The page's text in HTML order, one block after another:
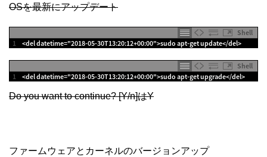
OSを最新にアップデート
Shell
1
<del datetime="2018-05-30T13:20:12+00:00">sudo apt-getupdate</del>
Shell
1
<del datetime="2018-05-30T13:20:12+00:00">sudo apt-getupgrade</del>
Do you want to continue? [Y/n]はY
ファームウェアとカーネルのバージョンアップ